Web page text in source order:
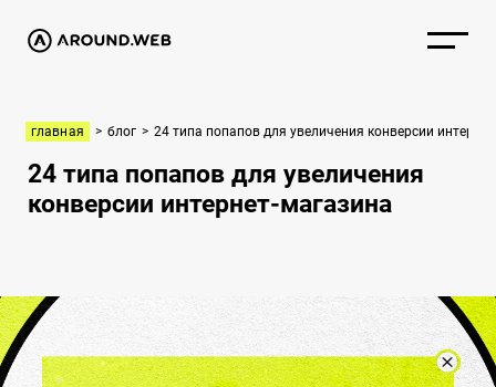
главная > блог > 24 типа попапов для увеличения конверсии
24 типа попапов для увеличения
конверсии интернет-магазина